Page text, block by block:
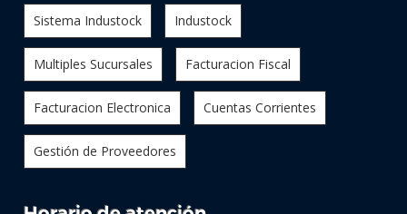
Sistema Industock Industock
Multiples Sucursales Facturacion Fiscal
Facturacion Electronica Cuentas Corrientes
Gestión de Proveedores